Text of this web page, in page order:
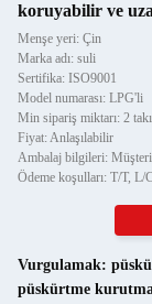
koruyabilir ve
Menşe yeri: Çin
Marka adı: suli
Sertifika: ISO9001
Model numarası: LPG'li
Min sipariş miktarı: 2
Fiyat: Anlaşılabilir
Ambalaj bilgileri: Müşteri
Ödeme koşulları: T/T, L/
Vurgulamak:
püskürtme